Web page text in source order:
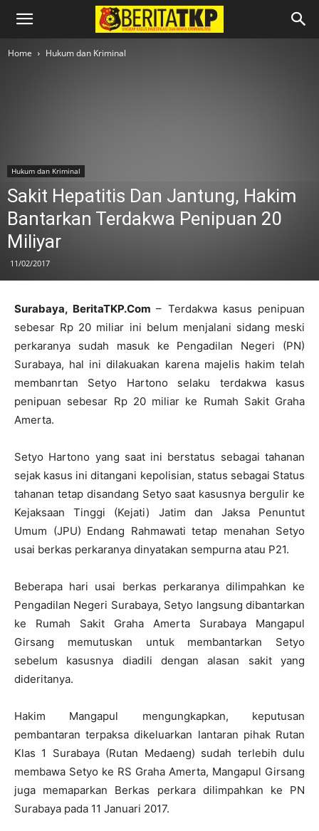
Home Hukum dan Kriminal
Hukum dan Kriminal
Sakit Hepatitis Dan Jantung, Hakim
Bantarkan Terdakwa Penipuan 20
Miliyar
11/02/2017
Surabaya, BeritaTKP.Com– Terdakwa kasus penipuan
sebesar Rp 20 miliar ini belum menjalani sidang meski
perkaranya sudah masuk ke Pengadilan Negeri (PN)
Surabaya, hal ini dilakuakan karena majelis hakim telah
membanrtan Setyo Hartono selaku terdakwa kasus
penipuan sebesar Rp 20 miliar ke Rumah Sakit Graha
Amerta.
Setyo Hartono yang saat ini berstatus sebagai tahanan
sejak kasus ini ditangani kepolisian, status sebagai Status
tahanan tetap disandang Setyo saat kasusnya bergulir ke
Kejaksaan Tinggi (Kejati) Jatim dan Jaksa Penuntut
Umum (JPU) Endang Rahmawati tetap menahan Setyo
usai berkas perkaranya dinyatakan sempurna atau P21.
Beberapa hari usai berkas perkaranya dilimpahkan ke
Pengadilan Negeri Surabaya, Setyo langsung dibantarkan
ke Rumah Sakit Graha Amerta Surabaya Mangapul
Girsang memutuskan untuk membantarkan Setyo
sebelum kasusnya diadili dengan alasan sakit yang
dideritanya.
Hakim Mangapul mengungkapkan, keputusan
pembantaran terpaksa dikeluarkan lantaran pihak Rutan
Klas 1 Surabaya (Rutan Medaeng) sudah terlebih dulu
membawa Setyo ke RS Graha Amerta, Mangapul Girsang
juga memaparkan Berkas perkara dilimpahkan ke PN
Surabaya pada 11 Januari 2017.